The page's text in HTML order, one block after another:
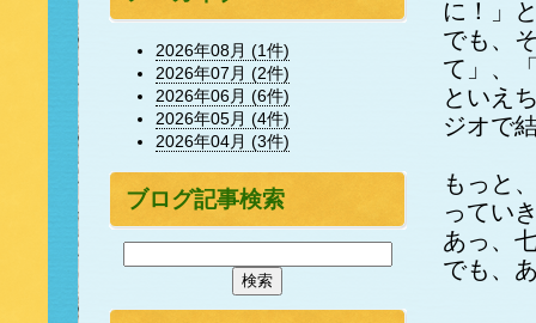
に！」
でも、
て」、
といえ
ジオで
もっと
ってい
あっ、
でも、
2026年08月 (1件)
2026年07月 (2件)
2026年06月 (6件)
2026年05月 (4件)
2026年04月 (3件)
ブログ記事検索